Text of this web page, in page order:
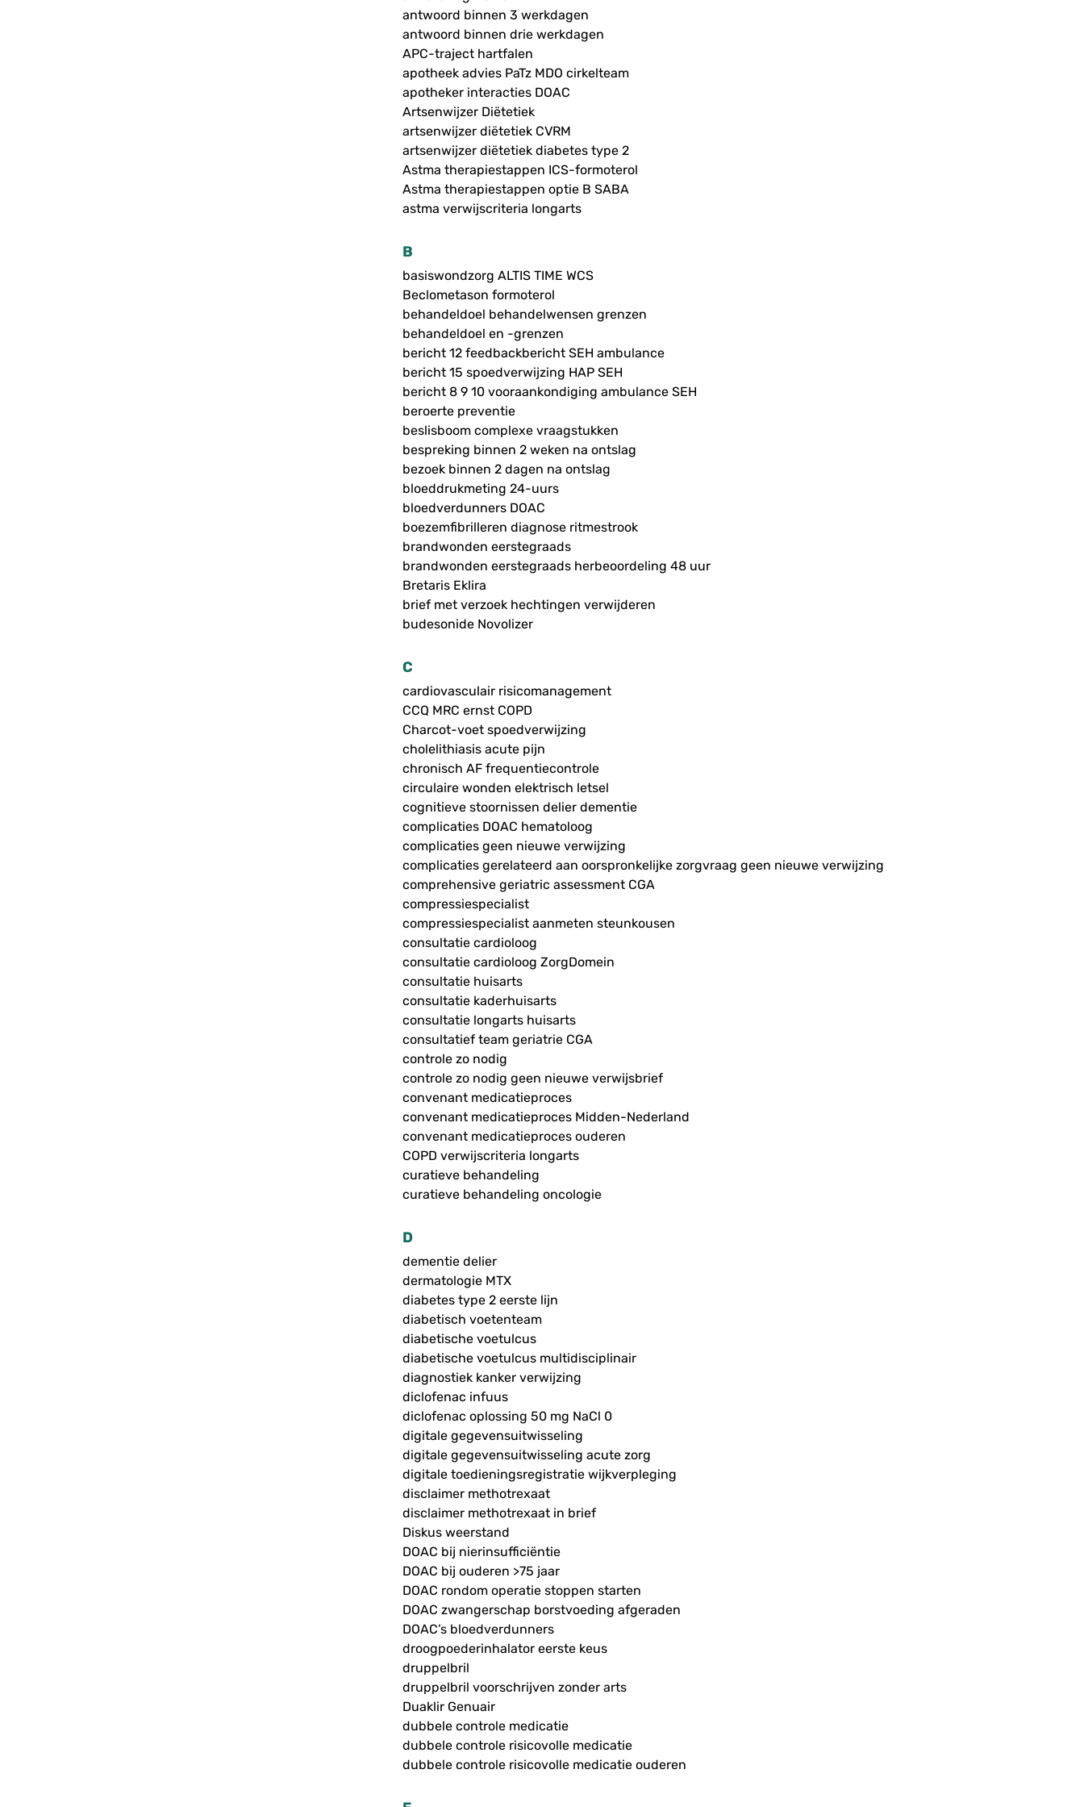
antwoord binnen 3 werkdagen
antwoord binnen drie werkdagen
APC-traject hartfalen
apotheek advies PaTz MDO cirkelteam
apotheker interacties DOAC
Artsenwijzer Diëtetiek
artsenwijzer diëtetiek CVRM
artsenwijzer diëtetiek diabetes type 2
Astma therapiestappen ICS-formoterol
Astma therapiestappen optie B SABA
astma verwijscriteria longarts
B
basiswondzorg ALTIS TIME WCS
Beclometason formoterol
behandeldoel behandelwensen grenzen
behandeldoel en -grenzen
bericht 12 feedbackbericht SEH ambulance
bericht 15 spoedverwijzing HAP SEH
bericht 8 9 10 vooraankondiging ambulance SEH
beroerte preventie
beslisboom complexe vraagstukken
bespreking binnen 2 weken na ontslag
bezoek binnen 2 dagen na ontslag
bloeddrukmeting 24-uurs
bloedverdunners DOAC
boezemfibrilleren diagnose ritmestrook
brandwonden eerstegraads
brandwonden eerstegraads herbeoordeling 48 uur
Bretaris Eklira
brief met verzoek hechtingen verwijderen
budesonide Novolizer
C
cardiovasculair risicomanagement
CCQ MRC ernst COPD
Charcot-voet spoedverwijzing
cholelithiasis acute pijn
chronisch AF frequentiecontrole
circulaire wonden elektrisch letsel
cognitieve stoornissen delier dementie
complicaties DOAC hematoloog
complicaties geen nieuwe verwijzing
complicaties gerelateerd aan oorspronkelijke zorgvraag geen nieuwe verwijzing
comprehensive geriatric assessment CGA
compressiespecialist
compressiespecialist aanmeten steunkousen
consultatie cardioloog
consultatie cardioloog ZorgDomein
consultatie huisarts
consultatie kaderhuisarts
consultatie longarts huisarts
consultatief team geriatrie CGA
controle zo nodig
controle zo nodig geen nieuwe verwijsbrief
convenant medicatieproces
convenant medicatieproces Midden-Nederland
convenant medicatieproces ouderen
COPD verwijscriteria longarts
curatieve behandeling
curatieve behandeling oncologie
D
dementie delier
dermatologie MTX
diabetes type 2 eerste lijn
diabetisch voetenteam
diabetische voetulcus
diabetische voetulcus multidisciplinair
diagnostiek kanker verwijzing
diclofenac infuus
diclofenac oplossing 50 mg NaCl 0
digitale gegevensuitwisseling
digitale gegevensuitwisseling acute zorg
digitale toedieningsregistratie wijkverpleging
disclaimer methotrexaat
disclaimer methotrexaat in brief
Diskus weerstand
DOAC bij nierinsufficiëntie
DOAC bij ouderen >75 jaar
DOAC rondom operatie stoppen starten
DOAC zwangerschap borstvoeding afgeraden
DOAC’s bloedverdunners
droogpoederinhalator eerste keus
druppelbril
druppelbril voorschrijven zonder arts
Duaklir Genuair
dubbele controle medicatie
dubbele controle risicovolle medicatie
dubbele controle risicovolle medicatie ouderen